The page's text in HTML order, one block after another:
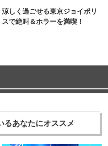
涼しく過ごせる東京ジョイポリ
スで絶叫＆ホラーを満喫！
るあなたにオススメ